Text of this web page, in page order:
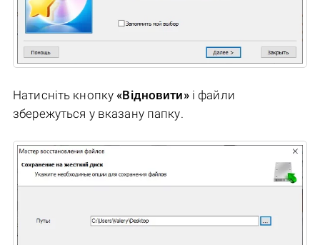
Натисніть кнопку«Відновити»і файли
збережуться у вказану папку.